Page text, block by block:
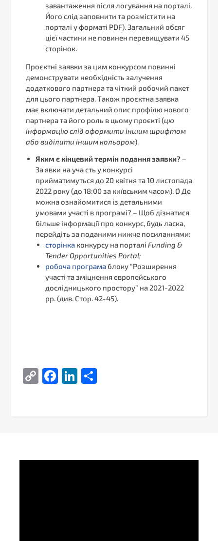
завантаження після логування на порталі.
Його слід заповнити та розмістити на
порталі у форматі PDF). Загальний обсяг
цієї частини не повинен перевищувати 45
сторінок.
Проєктні заявки за цим конкурсом повинні
демонструвати необхідність залучення
додаткового партнера та чіткий робочий пакет
для цього партнера. Також проєктна заявка
має включати детальний опис профілю нового
партнера та його роль в цьому проєкті (цю
інформацію слід оформити іншим шрифтом
або виділити іншим кольором).
Яким є кінцевий термін подання заявки? –
За явки на уча сть у конкурсі
прийматимуться до 20 квітня та 10 листопада
2022 року (до 18:00 за київським часом). Ø Де
можна ознайомитися із детальними
умовами участі в програмі? – Щоб дізнатися
більше інформації про конкурс, будь ласка,
перейдіть за поданими нижче посиланнями:
сторінка конкурсу на порталі Funding &
Tender Opportunities Portal;
робоча програма блоку “Розширення
участі та зміцнення європейського
дослідницького простору” на 2021-2022
рр. (див. Стор. 42-45).
CopyFacebook
LinkedIn